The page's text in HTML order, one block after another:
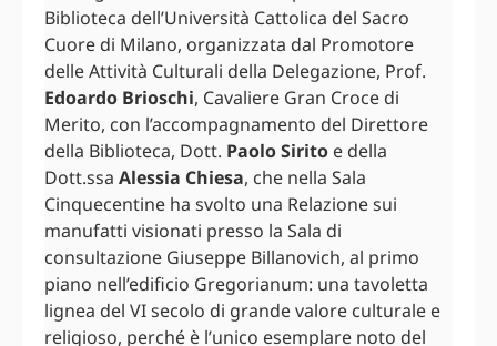
Biblioteca dell’Università Cattolica del Sacro
Cuore di Milano, organizzata dal Promotore
delle Attività Culturali della Delegazione, Prof.
Edoardo Brioschi, Cavaliere Gran Croce di
Merito, con l’accompagnamento del Direttore
della Biblioteca, Dott. Paolo Sirito e della
Dott.ssa Alessia Chiesa, che nella Sala
Cinquecentine ha svolto una Relazione sui
manufatti visionati presso la Sala di
consultazione Giuseppe Billanovich, al primo
piano nell’edificio Gregorianum: una tavoletta
lignea del VI secolo di grande valore culturale e
religioso, perché è l’unico esemplare noto del